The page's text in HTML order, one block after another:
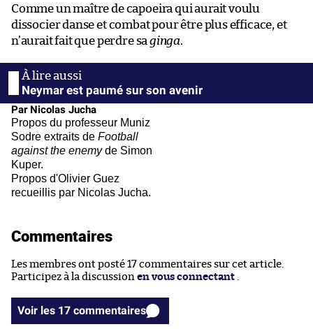
Comme un maître de capoeira qui aurait voulu
dissocier danse et combat pour être plus efficace, et
n’aurait fait que perdre sa ginga.
Neymar est paumé sur son avenir
Par Nicolas Jucha
Propos du professeur Muniz
Sodre extraits de Football
against the enemyde Simon
Kuper.
Propos d'Olivier Guez
recueillis par Nicolas Jucha.
Commentaires
Les membres ont posté 17 commentaires sur cet article.
Participez à la discussion en vous connectant .
Voir les 17 commentaires